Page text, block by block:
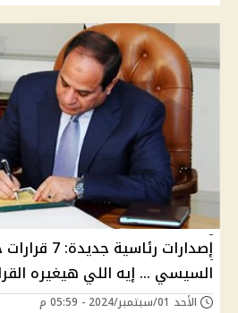
إصدارات
السيسي … إيه اللي هيغيره
الأحد 01/سبتمبر/2024 - 05:59 م